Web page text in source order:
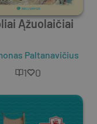
Ąžuolaičiai
Paltanavičius
1 0